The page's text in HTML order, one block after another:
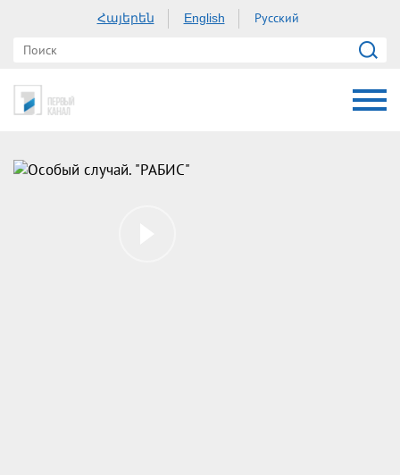
Հայերեն English Русский